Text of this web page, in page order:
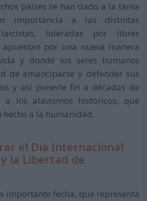
países se han dado a la tarea
importancia a las distintas
laicistas, lideradas por libres
apuestan por una nueva manera
y donde los seres humanos
de emanciparse y defender sus
y así ponerle fin a décadas de
a los atavismos históricos, que
hecho a la humanidad.
el Día Internacional
la Libertad de
importante fecha, que representa